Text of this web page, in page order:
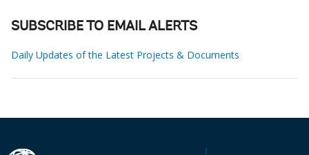
SUBSCRIBE TO EMAIL ALERTS
Daily Updates of the Latest Projects & Documents